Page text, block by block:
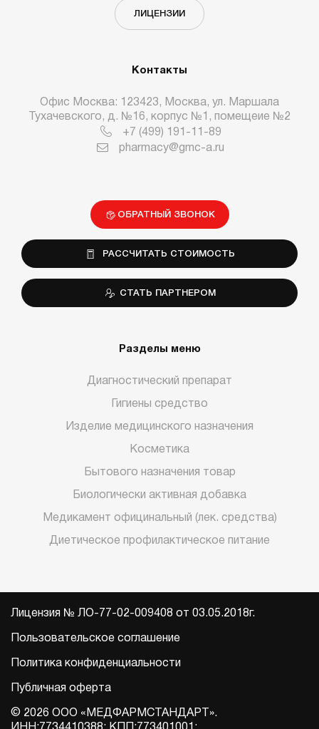
ЛИЦЕНЗИИ
Контакты
Офис Москва: 123423, Москва, ул. Маршала
Тухачевского, д. №16, корпус №1, помещеие №2
+7 (499) 191-11-89
pharmacy@gmc-a.ru
ОБРАТНЫЙ ЗВОНОК
РАССЧИТАТЬ СТОИМОСТЬ
СТАТЬ ПАРТНЕРОМ
Разделы меню
Диагностический препарат
Гигиены средство
Изделие медицинского назначения
Косметика
Бытового назначения товар
Биологически активная добавка
Медикамент официнальный (лек. средства)
Диетическое профилактическое питание
Лицензия № ЛО-77-02-009408 от 03.05.2018г.
Пользовательское соглашение
Политика конфиденциальности
Публичная оферта
© 2026 ООО «МЕДФАРМСТАНДАРТ».